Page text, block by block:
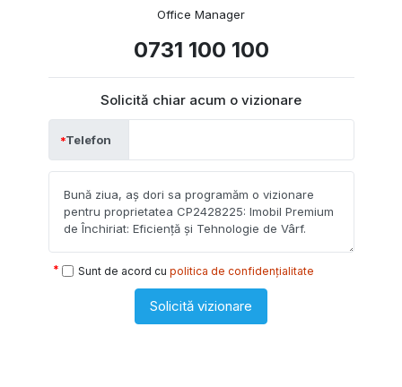
Office Manager
0731 100 100
Solicită chiar acum o vizionare
Telefon
Sunt de acord cu politica de confidențialitate
Solicită vizionare